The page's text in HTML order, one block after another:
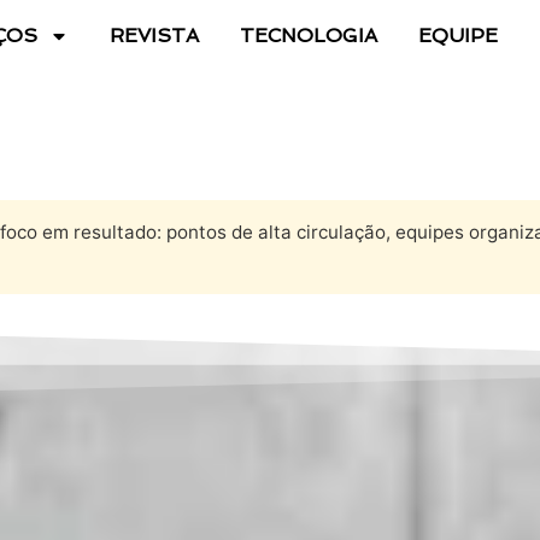
REVISTA TECNOLOGIA EQUIPE
em resultado: pontos de alta circulação, equipes